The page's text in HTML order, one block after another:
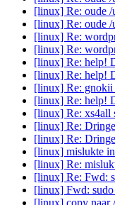
[linux] Re: oude
[linux] Re: oude
[linux] Re:
[linux] Re:
[linux] Re: help!
[linux] Re: help!
[linux] Re: gnokii
[linux] Re: help!
[linux] Re: xs4all
[linux] Re:
[linux] Re:
[linux] mislukte
[linux] Re:
[linux] Re: Fwd:
[linux] Fwd: